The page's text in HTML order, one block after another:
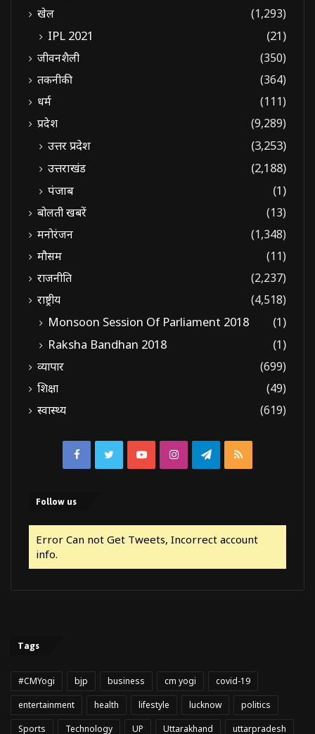
खेल
(1,293)
IPL 2021 (21)
जीवनशैली
(350)
तकनीकी
(364)
धर्म
(111)
प्रदेश
(9,289)
उत्तर प्रदेश
(3,253)
उत्तराखंड
(2,188)
पंजाब
(1)
बोलती खबरें
(13)
मनोरंजन
(1,348)
मौसम
(11)
राजनीति
(2,237)
राष्ट्रीय
(4,518)
Monsoon Session Of Parliament 2018
(1)
Raksha Bandhan 2018
(1)
व्यापार
(699)
शिक्षा
(49)
स्वास्थ्य
(619)
FacebookTwitterYouTubeInstagramTelegram
RSS
Follow us
Error Can not Get Tweets, Incorrect account
info.
Tags
#CMYogi bjp business cm yogi
covid-19
entertainment
health lifestyle lucknow
politics
Sports
Technology UP Uttarakhand uttarpradesh